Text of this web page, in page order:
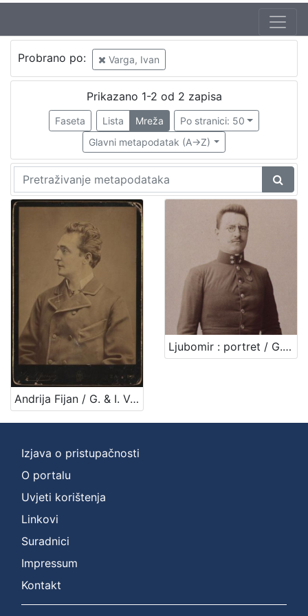
Autor
Varga, Gjuro
Varga, Ivan
2
2
Izdavač
Knjižnice grada Zagreba
1
Jezik
hrvatski
2
1
Mjesto
izdanja
Zagreb
Nakladnička
Probrano po: Varga, Ivan
Prikazano 1-2 od 2 zapisa
Faseta Lista Mreža
Po stranici: 50
Glavni metapodatak (A->Z)
Andrija Fijan / G. & I. Varga
Ljubomir : portret / G. u. I. Varga
Izjava o pristupačnosti
O portalu
Uvjeti korištenja
Linkovi
Suradnici
Impressum
Kontakt